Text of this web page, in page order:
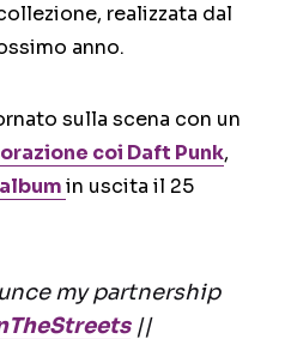
realizzata dal
anno.
sulla scena con un
coi Daft Punk,
albumin uscita il 25
my partnership
||